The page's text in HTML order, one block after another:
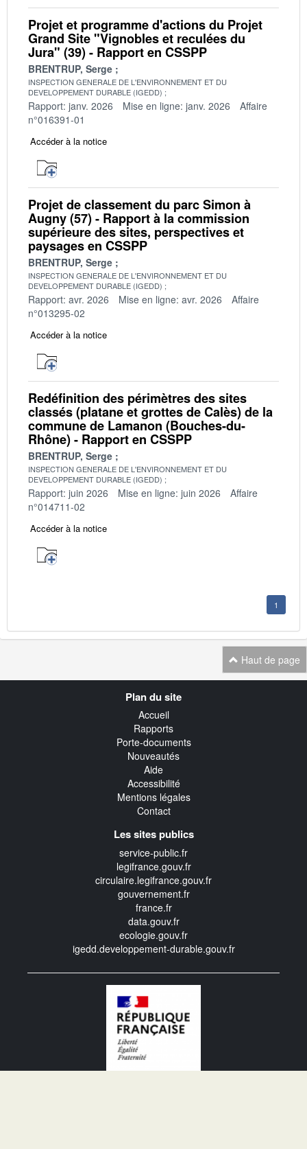
Projet et programme d'actions du Projet
Grand Site "Vignobles et reculées du
Jura" (39) - Rapport en CSSPP
BRENTRUP, Serge
INSPECTION GENERALE DE L'ENVIRONNEMENT ET DU
DEVELOPPEMENT DURABLE (IGEDD)
Rapport: janv. 2026 Mise en ligne: janv. 2026
Affaire
n°016391-01
Accéder à la notice
Projet de classement du parc Simon à
Augny (57) - Rapport à la commission
supérieure des sites, perspectives et
paysages en CSSPP
BRENTRUP, Serge
INSPECTION GENERALE DE L'ENVIRONNEMENT ET DU
DEVELOPPEMENT DURABLE (IGEDD)
Rapport: avr. 2026 Mise en ligne: avr. 2026
Affaire
n°013295-02
Accéder à la notice
Redéfinition des périmètres des sites
classés (platane et grottes de Calès) de la
commune de Lamanon (Bouches-du-
Rhône) - Rapport en CSSPP
BRENTRUP, Serge
INSPECTION GENERALE DE L'ENVIRONNEMENT ET DU
DEVELOPPEMENT DURABLE (IGEDD)
Rapport: juin 2026 Mise en ligne: juin 2026
Affaire
n°014711-02
Accéder à la notice
1
Haut de page
Plan du site
Accueil
Rapports
Porte-documents
Nouveautés
Aide
Accessibilité
Mentions légales
Contact
Les sites publics
service-public.fr
legifrance.gouv.fr
circulaire.legifrance.gouv.fr
gouvernement.fr
france.fr
data.gouv.fr
ecologie.gouv.fr
igedd.developpement-durable.gouv.fr